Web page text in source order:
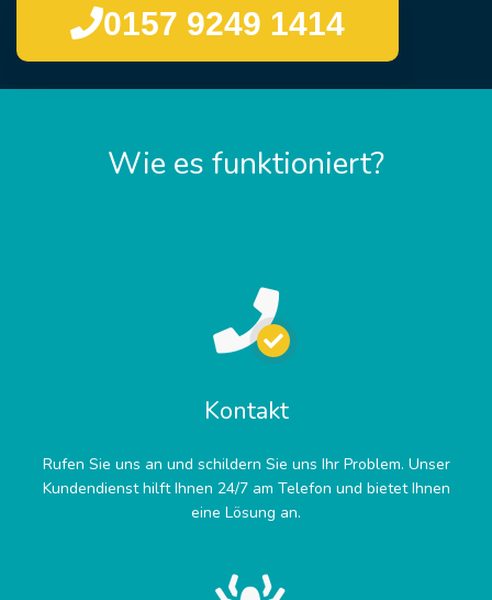
0157 9249 1414
Wie es funktioniert?
Kontakt
Rufen Sie uns an und schildern Sie uns Ihr Problem. Unser
Kundendienst hilft Ihnen 24/7 am Telefon und bietet Ihnen
eine Lösung an.